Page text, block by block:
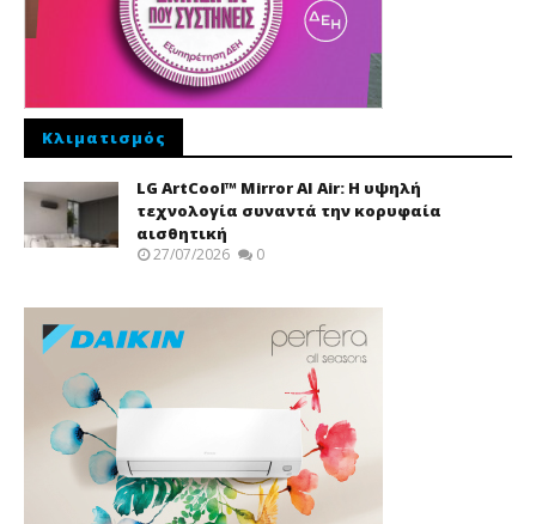
Κλιματισμός
LG ArtCool™ Mirror AI Air: Η υψηλή
τεχνολογία συναντά την κορυφαία
αισθητική
27/07/2026 0